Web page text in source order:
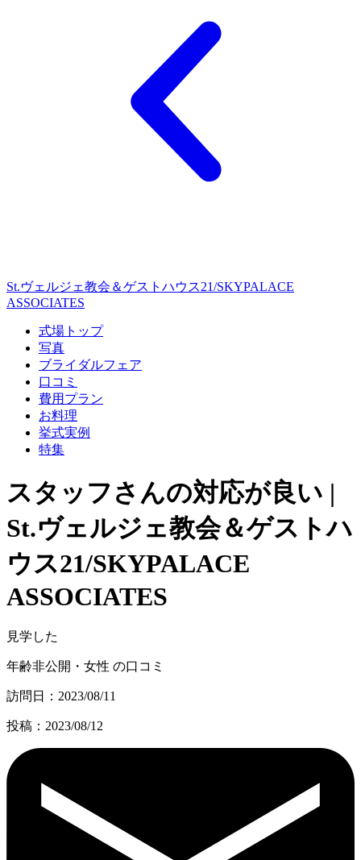
St.ヴェルジェ教会＆ゲストハウス21/SKYPALACE
ASSOCIATES
式場トップ
写真
ブライダルフェア
口コミ
費用プラン
お料理
挙式実例
特集
スタッフさんの対応が良い |
St.ヴェルジェ教会＆ゲストハ
ウス21/SKYPALACE
ASSOCIATES
見学した
年齢非公開・女性 の口コミ
訪問日：2023/08/11
投稿：2023/08/12